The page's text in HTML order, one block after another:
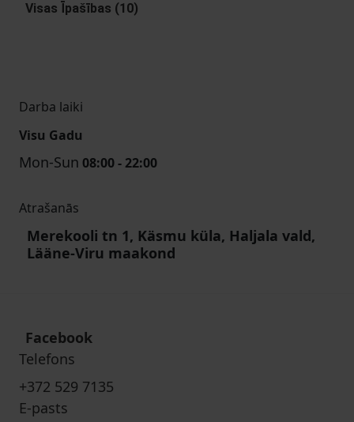
Visas Īpašības (10)
Darba laiki
Visu Gadu
Mon-Sun 08:00 - 22:00
Atrašanās
Merekooli tn 1, Käsmu küla, Haljala vald,
Lääne-Viru maakond
Facebook
Telefons
+372 529 7135
E-pasts